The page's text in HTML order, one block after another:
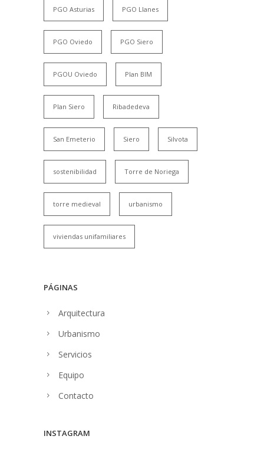
PGO Asturias PGO Llanes
PGO Oviedo PGO Siero
PGOU Oviedo Plan BIM
Plan Siero Ribadedeva
San Emeterio Siero Silvota
sostenibilidad Torre de Noriega
torre medieval urbanismo
viviendas unifamiliares
PÁGINAS
Arquitectura
Urbanismo
Servicios
Equipo
Contacto
INSTAGRAM